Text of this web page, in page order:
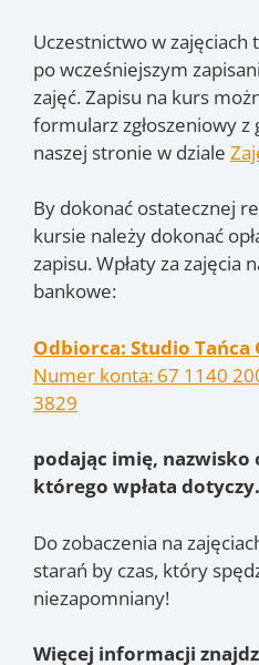
Uczestnictwo w
po wcześniejszym
zajęć. Zapisu na kurs
formularz zgłoszeniowy
naszej stronie w dziale
By dokonać ostatecznej
kursie należy dokonać
zapisu. Wpłaty za zajęcia
bankowe:
Odbiorca: Studio Tańca
Numer konta: 67 1140
3829
podając imię, nazwisko
którego wpłata dotyczy.
Do zobaczenia na
starań by czas, który
niezapomniany!
Więcej informacji